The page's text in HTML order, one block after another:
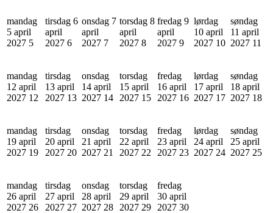
mandag
5 april
2027 5
tirsdag 6
april
2027 6
onsdag 7
april
2027 7
torsdag 8
april
2027 8
fredag 9
april
2027 9
lørdag
10 april
2027 10
søndag
11 april
2027 11
mandag
12 april
2027 12
tirsdag
13 april
2027 13
onsdag
14 april
2027 14
torsdag
15 april
2027 15
fredag
16 april
2027 16
lørdag
17 april
2027 17
søndag
18 april
2027 18
mandag
19 april
2027 19
tirsdag
20 april
2027 20
onsdag
21 april
2027 21
torsdag
22 april
2027 22
fredag
23 april
2027 23
lørdag
24 april
2027 24
søndag
25 april
2027 25
mandag
26 april
2027 26
tirsdag
27 april
2027 27
onsdag
28 april
2027 28
torsdag
29 april
2027 29
fredag
30 april
2027 30